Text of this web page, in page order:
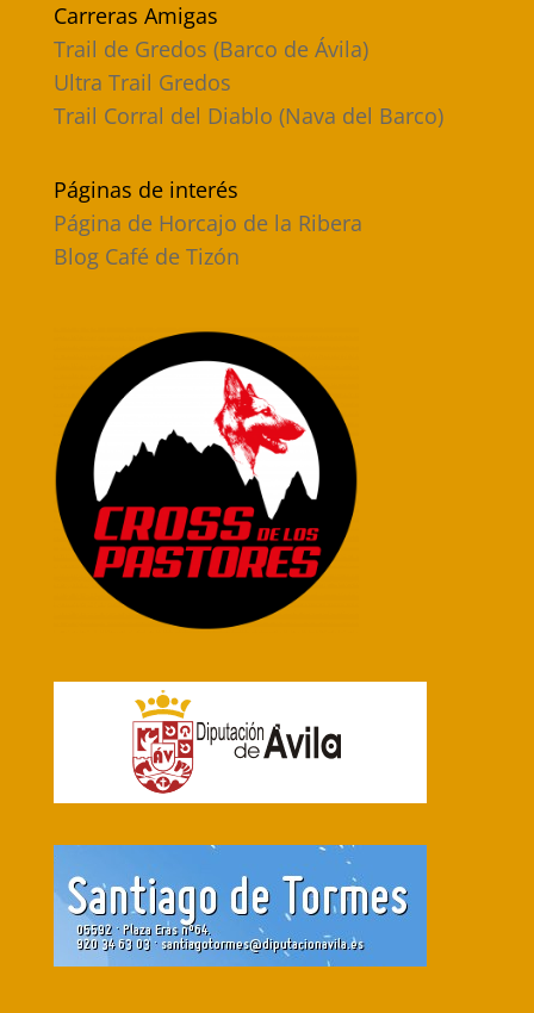
Carreras Amigas
Trail de Gredos (Barco de Ávila)
Ultra Trail Gredos
Trail Corral del Diablo (Nava del Barco)
Páginas de interés
Página de Horcajo de la Ribera
Blog Café de Tizón